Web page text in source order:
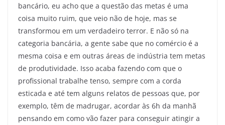
bancário, eu acho que a questão das metas é uma
coisa muito ruim, que veio não de hoje, mas se
transformou em um verdadeiro terror. E não só na
categoria bancária, a gente sabe que no comércio é a
mesma coisa e em outras áreas de indústria tem metas
de produtividade. Isso acaba fazendo com que o
profissional trabalhe tenso, sempre com a corda
esticada e até tem alguns relatos de pessoas que, por
exemplo, têm de madrugar, acordar às 6h da manhã
pensando em como vão fazer para conseguir atingir a